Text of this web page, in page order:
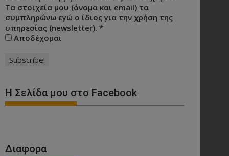
Τα στοιχεία μου (όνομα και email) τα
συμπληρώνω εγώ ο ίδιος για την χρήση της
υπηρεσίας (newsletter). *
Αποδέχομαι
Η Σελίδα μου στο Facebook
Διαφορα